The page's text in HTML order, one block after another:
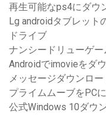
再生可能なps4にダウ
Lg androidタブレット
ドライブ
ナンシードリューゲ
Androidでimovieをダ
メッセージダウンロ
プライムムーブをPC
公式Windows 10ダウ